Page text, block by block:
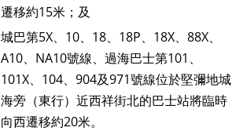
遷移約15米；及
城巴第5X、10、18、18P、18X、88X、
A10、NA10號線、過海巴士第101、
101X、104、904及971號線位於堅彌地城
海旁（東行）近西祥街北的巴士站將臨時
向西遷移約20米。